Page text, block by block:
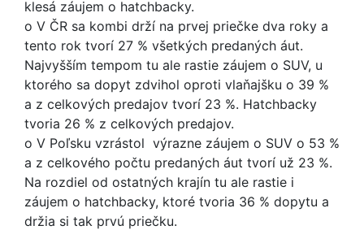
klesá záujem o hatchbacky.
o V ČR sa kombi drží na prvej priečke dva roky a
tento rok tvorí 27 % všetkých predaných áut.
Najvyšším tempom tu ale rastie záujem o SUV, u
ktorého sa dopyt zdvihol oproti vlaňajšku o 39 %
a z celkových predajov tvorí 23 %. Hatchbacky
tvoria 26 % z celkových predajov.
o V Poľsku vzrástol výrazne záujem o SUV o 53 %
a z celkového počtu predaných áut tvorí už 23 %.
Na rozdiel od ostatných krajín tu ale rastie i
záujem o hatchbacky, ktoré tvoria 36 % dopytu a
držia si tak prvú priečku.